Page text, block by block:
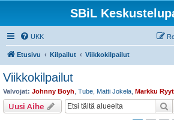
SBiL
UKK
Etusivu Kilpailut Viikkokilpailut
Viikkokilpailut
Valvojat: Johnny Boyh Tube Matti Jokela Markku
Uusi Aihe